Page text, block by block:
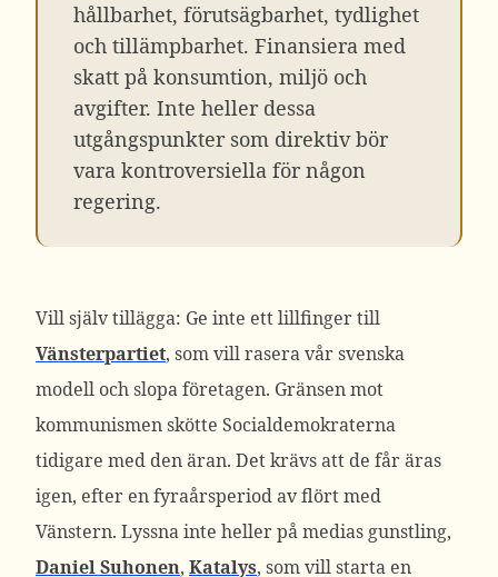
hållbarhet, förutsägbarhet, tydlighet
och tillämpbarhet. Finansiera med
skatt på konsumtion, miljö och
avgifter. Inte heller dessa
utgångspunkter som direktiv bör
vara kontroversiella för någon
regering.
Vill själv tillägga: Ge inte ett lillfinger till
Vänsterpartiet, som vill rasera vår svenska
modell och slopa företagen. Gränsen mot
kommunismen skötte Socialdemokraterna
tidigare med den äran. Det krävs att de får äras
igen, efter en fyraårsperiod av flört med
Vänstern. Lyssna inte heller på medias gunstling,
Daniel Suhonen, Katalys, som vill starta en